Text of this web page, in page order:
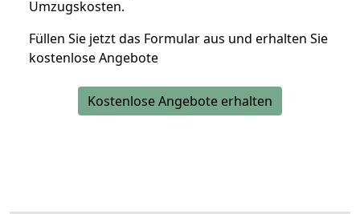
Umzugskosten.
Füllen Sie jetzt das Formular aus und erhalten Sie
kostenlose Angebote
Kostenlose Angebote erhalten